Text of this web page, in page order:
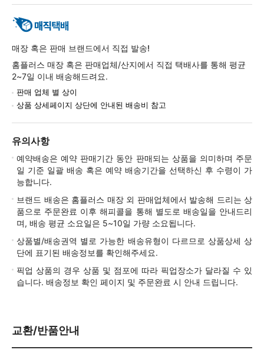
매장 혹은 판매 브랜드에서 직접 발송!
홈플러스 매장 혹은 판매업체/산지에서 직접 택배사를 통해 평균
2~7일 이내 배송해드려요.
판매 업체 별 상이
상품 상세페이지 상단에 안내된 배송비 참고
유의사항
예약배송은 예약 판매기간 동안 판매되는 상품을 의미하며 주문
일 기준 일괄 배송 혹은 예약 배송기간을 선택하신 후 수령이 가
능합니다.
브랜드 배송은 홈플러스 매장 외 판매업체에서 발송해 드리는 상
품으로 주문완료 이후 해피콜을 통해 별도로 배송일을 안내드리
며, 배송 평균 소요일은 5~10일 가량 소요됩니다.
상품별/배송권역 별로 가능한 배송유형이 다르므로 상품상세 상
단에 표기된 배송정보를 확인해주세요.
픽업 상품의 경우 상품 및 점포에 따라 픽업장소가 달라질 수 있
습니다. 배송정보 확인 페이지 및 주문완료 시 안내 드립니다.
교환/반품안내